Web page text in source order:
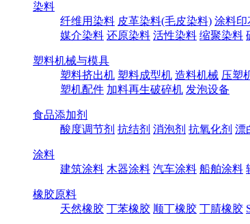
染料
纤维用染料 皮革染料(毛皮染料) 涂料印
媒介染料 还原染料 活性染料 缩聚染料
塑料机械与模具
塑料挤出机 塑料成型机 造料机械 压塑
塑机配件 加料再生破碎机 发泡设备
食品添加剂
酸度调节剂 抗结剂 消泡剂 抗氧化剂 漂
涂料
建筑涂料 木器涂料 汽车涂料 船舶涂料
橡胶原料
天然橡胶 丁苯橡胶 顺丁橡胶 丁腈橡胶